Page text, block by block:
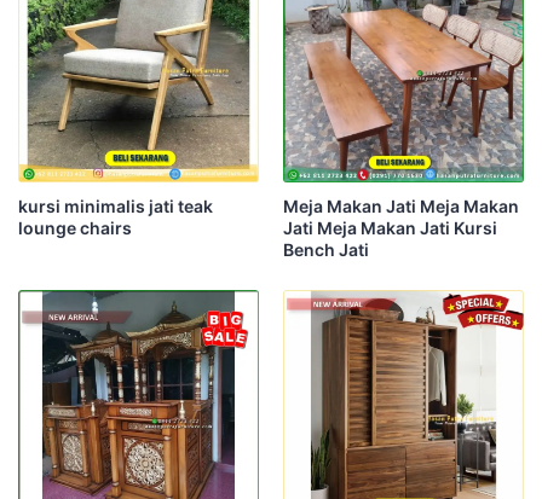
kursi minimalis jati teak
lounge chairs
Meja Makan Jati Meja Makan
Jati Meja Makan Jati Kursi
Bench Jati